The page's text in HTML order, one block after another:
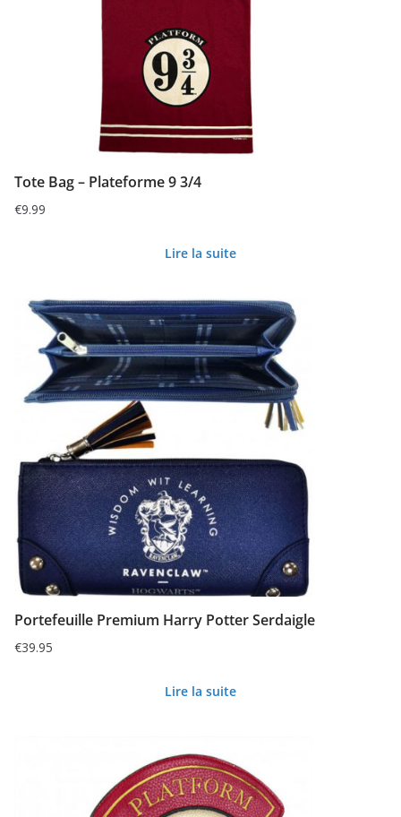
Tote Bag – Plateforme 9 3/4
€9.99
Lire la suite
Portefeuille Premium Harry Potter Serdaigle
€39.95
Lire la suite